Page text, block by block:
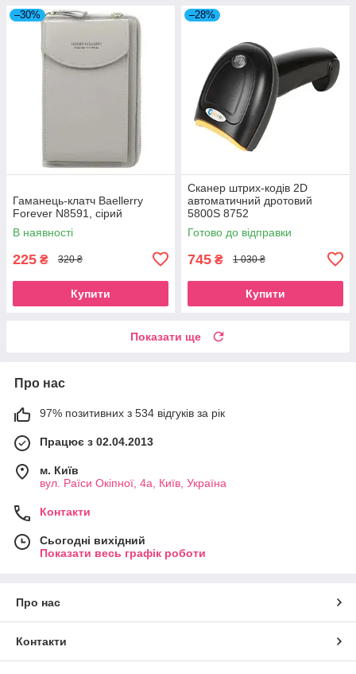
–30%
Гаманець-клатч Baellerry
Forever N8591, сірий
В наявності
225 ₴ 320 ₴
Купити
–28%
Сканер штрих-кодів 2D
автоматичний дротовий
5800S 8752
Готово до відправки
745 ₴ 1 030 ₴
Купити
Показати ще
Про нас
97% позитивних з 534 відгуків за рік
Працює з 02.04.2013
м. Київ
вул. Раїси Окіпної, 4а, Київ, Україна
Контакти
Сьогодні вихідний
Показати весь графік роботи
Про нас
Контакти